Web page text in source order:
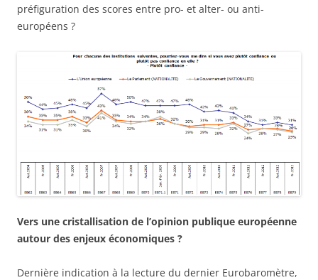
préfiguration des scores entre pro- et alter- ou anti-
européens ?
Vers une cristallisation de l’opinion publique européenne
autour des enjeux économiques ?
Dernière indication à la lecture du dernier Eurobaromètre,